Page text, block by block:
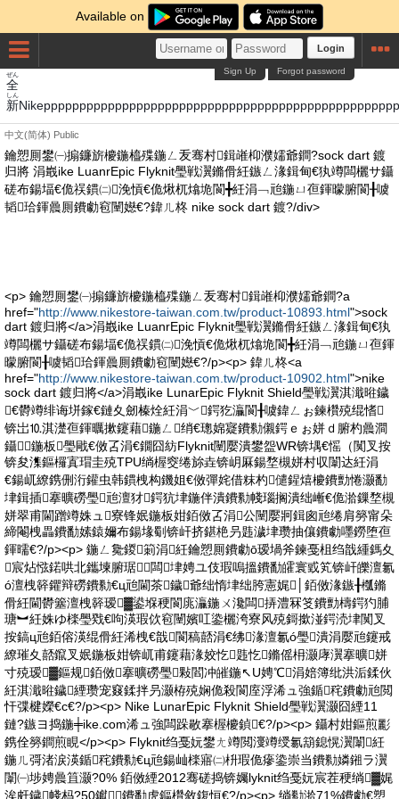
Available on
Login
Forgot password
Sign Up
全
ぜん
新
しん
中文(简体) Public
鑰愬厠鐢㈠搧鐮旂櫦鍦橀殜鍦ㄥ叐骞村鍓嶉枊濮嬬爺鐧?sock dart 鍍
归將 涓嶯ike LuanrEpic Flyknit璺戦瀷鏅傦紝鏃ㄥ湪鍓甸€犱竴闆欐サ鑷
磋布鍚堛€佹祦鏆㈡浼愩€佹煍杌熻垝閬╋紝涓﹁兘鍦ㄩ亱鍕曚腑閬╂噳
韬珨鍕曟厠鐨勮窇闉嬨€?鍏ㄦ柊 nike sock dart 鍍?/div>
<p> 鑰愬厠鐢㈠搧鐮旂櫦鍦橀殜鍦ㄥ叐骞村鍓嶉枊濮嬬爺鐧?a
href="http://www.nikestore-taiwan.com.tw/product-10893.html">sock
dart 鍍归將</a>涓嶯ike LuanrEpic Flyknit璺戦瀷鏅傦紝鏃ㄥ湪鍓甸€犱
竴闆欐サ鑷磋布鍚堛€佹祦鏆㈡浼愩€佹煍杌熻垝閬╋紝涓﹁兘鍦ㄩ亱鍕
曚腑閬╂噳韬珨鍕曟厠鐨勮窇闉嬨€?/p><p> 鍏ㄦ柊<a
href="http://www.nikestore-taiwan.com.tw/product-10902.html">nike
sock dart 鍍归將</a>涓嶯ike LunarEpic Flyknit Shield璺戦瀷淇濈暀鐬
€欎竴绯诲垪鎵€鏈夊劒榛烇紝涓﹀鍔犵灜閬╂噳鍏ㄥぉ鍊欑殑绲愭
锛岀⒑淇濋亱鍕曞摗鑳藉鍦ㄥ绡€璁婂寲鐨勬儭鍔ｅぉ姘ｄ腑杓曟澗
鑷鍦板璺戙€傚叾涓€鐗囧紡Flyknit闉嬮潰鐢盌WR锛堣€愮（闃叉按
锛夋潗鏂欏寘瑁圭殑TPU绱楃窔绻旀垚锛岄厤鍚堥槻姘村収闈达紝涓
€鍚屼繚鎸侀洐鑵虫韩鏆栧构鐖姐€傚彈姹借粖杓儙鍟熺櫦鐨勯惓灏勫
垏鍓插搴曠磱璺兘澶犲鍔犺垏鍦伴潰鐨勬帴瑙搁潰绌嶃€佹湁鏁堥槻
姘翠甫閫蹭竴姝ュ寮锋姄鍦板姏銆傚叾涓公闉嬮牁鍓囪兘绻肩簩甯朵
締閹栧畾鐨勫嫊鎱嬭布鍚堟劅锛屽挤鍖栬叧韪濊垏瓒抽儴鐨勮嚜鐒堕亱
鍕曘€?/p><p> 鍦ㄥ毚鍐箣涓紝鑰愬厠鐨勮ō瑷堝斧鍊戞柤绉戠緟鎷夊
宸炶惤鍩哄北鑴堜腑琚闆垏娉ユ伎瑕嗚搵鐨勫皬寰戜笂锛屽皪澶氱
ó澶栧簳鑺辩磱鐨勬€ц兘閫茶鐬爺绌惰垏绌胯憲娓│銆傚湪鏃╂槬鏅
傦紝閫欎簺澶栧簳瑷▓鍙堢稉閬庣灜鍦ㄨ瀺闆挵澧冧笅鐨勯檮鍔犳脯
瑭︼紝姝ゆ檪璺戣€呴渶瑕佽窇闉嬪叿鍌欐洿寮风殑鎶撳湴鍔涜垏闃叉
按鎬ц兘銆傛渶绲傦紝浠栧€戠閬稿嚭涓€绋湪澶氱ó璺潰涓嬮兘鑳戒
繚璀夊嚭鑹叉姄鍦板姏锛屼甫鑳藉湪姣忔韪忔鏅傜枏灏庨瀷搴曠姘
寸殑瑷▓鏂规銆傚搴曠磱璺敤閻冲皠鍦↖U娉℃涓婄簿纰洪洉鍒伙
紝淇濈暀鐬緸瓒宠窡鍒拌叧灏栫殑娴佹殺閬庢浮浠ュ強鍎秺鐨勮兘閲
忓弽楗嬫€с€?/p><p> Nike LunarEpic Flyknit Shield璺戦瀷灏囧緸11
鏈?鏃ヨ捣鍦╪ike.com浠ュ強闆跺敭搴楃櫦鍞€?/p><p> 鑷村姏鏂煎彲
鎸佺簩鐧煎睍</p><p> Flyknit绉戞妧鐢ㄤ竴閲濅竴绶氱箶鎴愰瀷闈紝
鍦ㄦ彁渚涙渶鍎秺鐨勬€ц兘鍚屾檪寤㈡枡瑕佹瘮鍌崇当鐨勬嫾鎺ラ瀷
闈㈠埗娉曟笡灏?0% 銆傚緸2012骞磋捣锛孎lyknit绉戞妧宸茬稉绱▓娓
涘皯鐬帴杩?50钀鐨勫虎鏂欑敘鍑恒€?/p><p> 绱勬湁71%鐨勮€愬